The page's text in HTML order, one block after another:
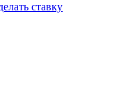
ставку